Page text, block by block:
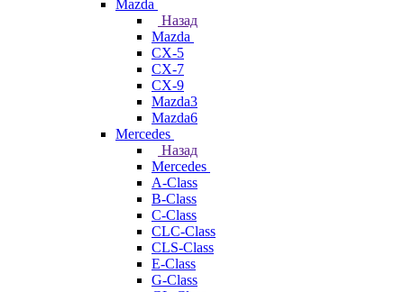
Mazda
Назад
Mazda
CX-5
CX-7
CX-9
Mazda3
Mazda6
Mercedes
Назад
Mercedes
A-Class
B-Class
C-Class
CLC-Class
CLS-Class
E-Class
G-Class